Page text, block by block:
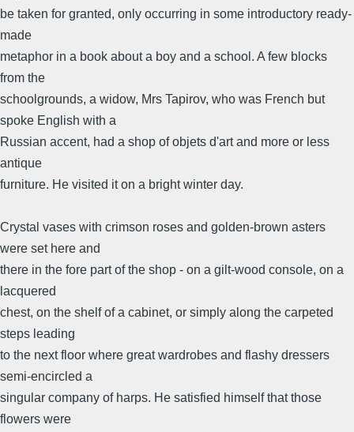
be taken for granted, only occurring in some introductory ready-
made
metaphor in a book about a boy and a school. A few blocks
from the
schoolgrounds, a widow, Mrs Tapirov, who was French but
spoke English with a
Russian accent, had a shop of objets d'art and more or less
antique
furniture. He visited it on a bright winter day.
Crystal vases with crimson roses and golden-brown asters
were set here and
there in the fore part of the shop - on a gilt-wood console, on a
lacquered
chest, on the shelf of a cabinet, or simply along the carpeted
steps leading
to the next floor where great wardrobes and flashy dressers
semi-encircled a
singular company of harps. He satisfied himself that those
flowers were